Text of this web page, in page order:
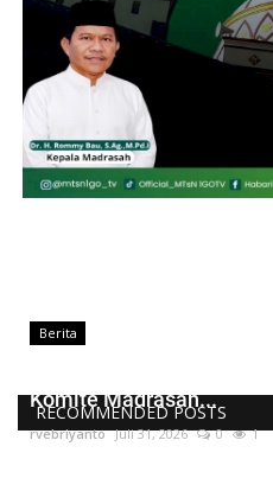
RECOMMENDED POSTS
Berita
Komite Madrasah...
rvebriyanto Juli 31, 2026 0 1